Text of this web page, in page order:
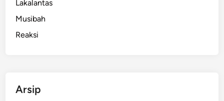
Lakalantas
Musibah
Reaksi
Arsip